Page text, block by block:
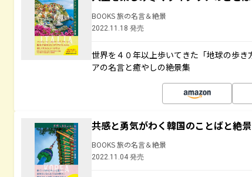
BOOKS 旅の名言＆絶景
2022.11.18 発売
世界を４０年以上歩いてきた「地球の歩
アの名言と癒やしの絶景集
共感と勇気がわく韓国のことばと絶
BOOKS 旅の名言＆絶景
2022.11.04 発売